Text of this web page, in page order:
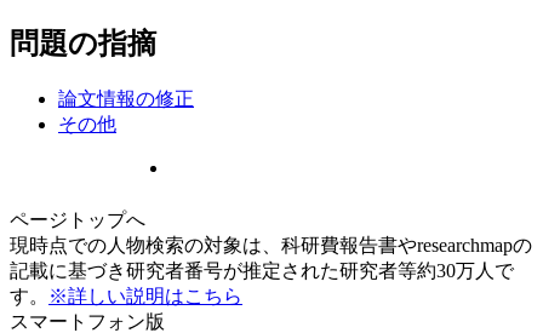
問題の指摘
論文情報の修正
その他
ページトップへ
現時点での人物検索の対象は、科研費報告書やresearchmapの
記載に基づき研究者番号が推定された研究者等約30万人で
す。
※詳しい説明はこちら
スマートフォン版